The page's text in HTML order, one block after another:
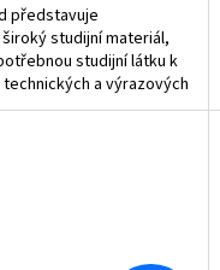
představuje
studijní materiál,
studijní látku k
a výrazových